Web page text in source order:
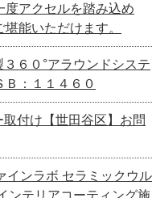
度アクセルを踏み込め
能いただけます。
６０°アラウンドシステ
Ｂ：１１４６０
付け【世田谷区】お問
インラボ セラミックウル
ンテリアコーティング施